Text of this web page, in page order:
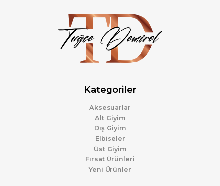
Kategoriler
Aksesuarlar
Alt Giyim
Dış Giyim
Elbiseler
Üst Giyim
Fırsat Ürünleri
Yeni Ürünler